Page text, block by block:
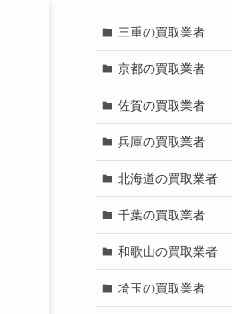
三重の買取業者
京都の買取業者
佐賀の買取業者
兵庫の買取業者
北海道の買取業者
千葉の買取業者
和歌山の買取業者
埼玉の買取業者